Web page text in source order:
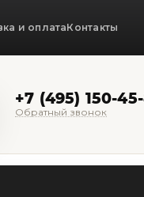
и оплатаКонтакты
+7 (495) 150-
Обратный звонок